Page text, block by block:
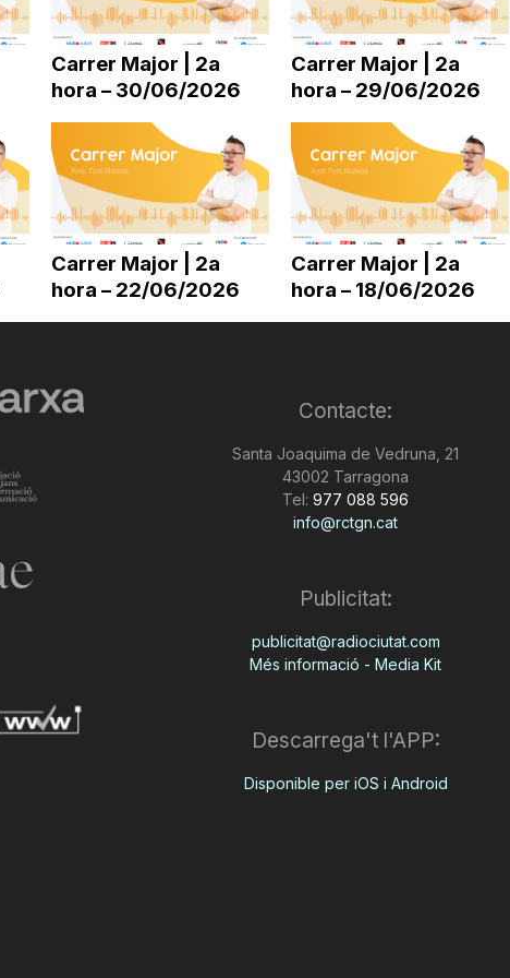
disminuir
el
volum.
Carrer Major | 2a
hora – 30/06/2026
Carrer Major | 2a
hora – 29/06/2026
Carrer Major | 2a
hora – 22/06/2026
Carrer Major | 2a
hora – 18/06/2026
Contacte:
Santa Joaquima de Vedruna, 21
43002 Tarragona
Tel: 977 088 596
info@rctgn.cat
Publicitat:
publicitat@radiociutat.com
Més informació - Media Kit
Descarrega't l'APP:
Disponible per iOS i Android